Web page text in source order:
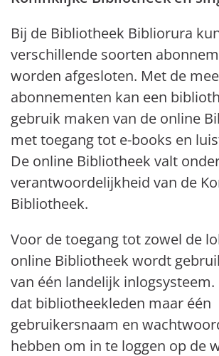
Bij de Bibliotheek Bibliorura
verschillende soorten
worden afgesloten. Met de
abonnementen kan een
gebruik maken van de online
met toegang tot e-books en
De online Bibliotheek valt
verantwoordelijkheid van de
Bibliotheek.
Voor de toegang tot zowel de
online Bibliotheek wordt
van één landelijk
dat bibliotheekleden maar één
gebruikersnaam en
hebben om in te loggen op de